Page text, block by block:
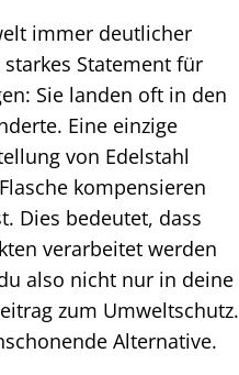
immer deutlicher
Statement für
Sie landen oft in den
Eine einzige
von Edelstahl
kompensieren
Dies bedeutet, dass
verarbeitet werden
also nicht nur in deine
zum Umweltschutz.
Alternative.